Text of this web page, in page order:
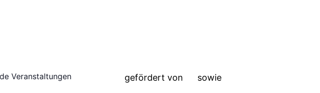
Veranstaltungen gefördert von sowie